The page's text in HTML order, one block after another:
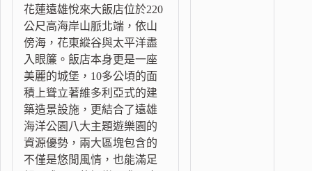
花蓮遠雄悅來大飯店位於220
公尺高海岸山脈北端，依山
傍海，花東縱谷與太平洋盡
入眼簾。飯店本身更是一座
美麗的城堡，10多公頃的面
積上聳立著維多利亞式的建
築造景設施，更結合了遠雄
海洋公園八大主題遊樂園的
資源優勢，兩大區塊包含的
不僅是悠閒風情，也能滿足